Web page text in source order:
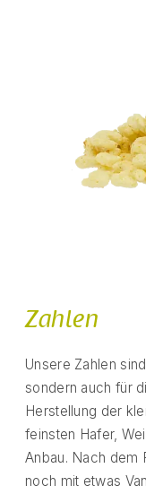
Zahlen
Unsere Zahlen
sondern auch für
Herstellung der
feinsten Hafer,
Anbau. Nach dem
noch mit etwas